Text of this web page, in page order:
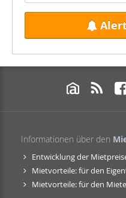
Informationen über den
Entwicklung der
Mietvorteile: für den
Mietvorteile: für den